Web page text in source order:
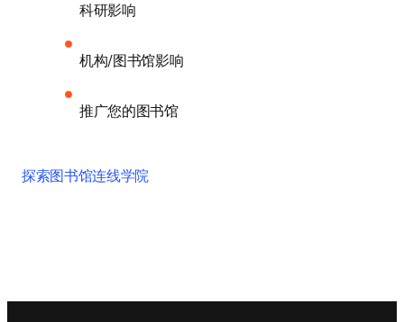
科研影响
机构/图书馆影响
推广您的图书馆
探索图书馆连线学院